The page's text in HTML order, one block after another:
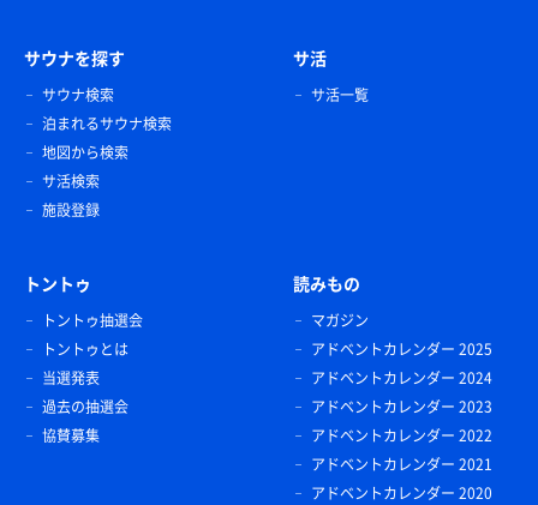
サウナを探す
サウナ検索
泊まれるサウナ検索
地図から検索
サ活検索
施設登録
サ活
サ活一覧
トントゥ
トントゥ抽選会
トントゥとは
当選発表
過去の抽選会
協賛募集
読みもの
マガジン
アドベントカレンダー 2025
アドベントカレンダー 2024
アドベントカレンダー 2023
アドベントカレンダー 2022
アドベントカレンダー 2021
アドベントカレンダー 2020